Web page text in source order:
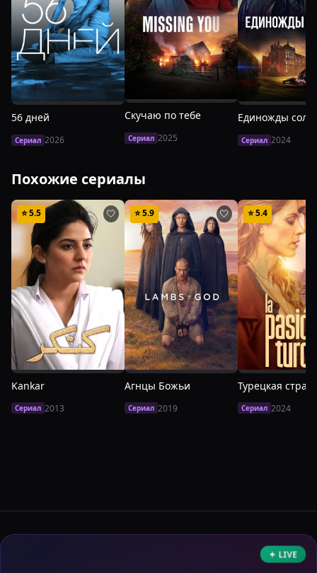
56 дней
Сериал 2026
Скучаю по тебе
Сериал 2025
Единожды
Сериал 2024
Похожие сериалы
⭐5.5 🤍
Kankar
Сериал 2013
⭐5.9 🤍
Агнцы Божьи
Сериал 2019
⭐5.4
Турецкая
Сериал 2024
✦ LIVE